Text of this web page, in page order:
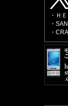
・Ｈ
・
・